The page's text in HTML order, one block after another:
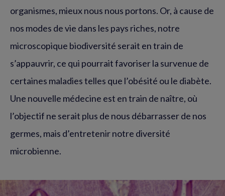
organismes, mieux nous nous portons. Or, à cause de
nos modes de vie dans les pays riches, notre
microscopique biodiversité serait en train de
s’appauvrir, ce qui pourrait favoriser la survenue de
certaines maladies telles que l’obésité ou le diabète.
Une nouvelle médecine est en train de naître, où
l’objectif ne serait plus de nous débarrasser de nos
germes, mais d’entretenir notre diversité
microbienne.